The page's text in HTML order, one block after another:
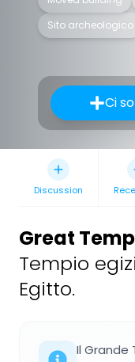
Sito archeologico
Ci
Discussion
Great
Tempio
Egitto.
Il Grande